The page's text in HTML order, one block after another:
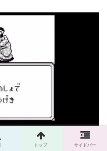
トップ サイドバー